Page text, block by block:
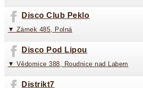
Disco Club Peklo
▼ Zámek 485, Polná
Disco Pod Lipou
▼ Vědomice 388, Roudnice nad Labem
Distrikt7